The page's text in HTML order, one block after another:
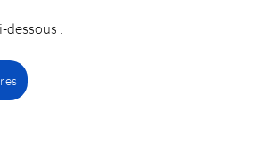
dessous :